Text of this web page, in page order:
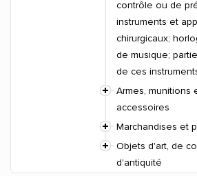
contrôle ou de
instruments et
chirurgicaux;
de musique;
de ces
Armes, munitions
accessoires
Marchandises et
Objets d'art, de
d'antiquité